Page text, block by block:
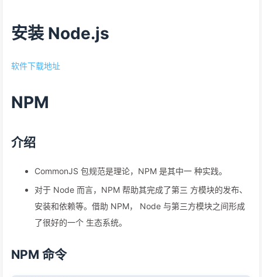
安装 Node.js
软件下载地址
NPM
介绍
CommonJS 包规范是理论，NPM 是其中一 种实践。
对于 Node 而言，NPM 帮助其完成了第三 方模块的发布、
安装和依赖等。借助 NPM， Node 与第三方模块之间形成
了很好的一个 生态系统。
NPM 命令